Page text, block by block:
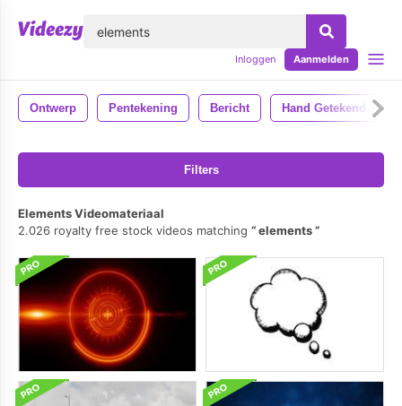
Inloggen Aanmelden
Ontwerp Pentekening Bericht Hand Getekend
Filters
Elements Videomateriaal
2.026 royalty free stock videos matching
elements